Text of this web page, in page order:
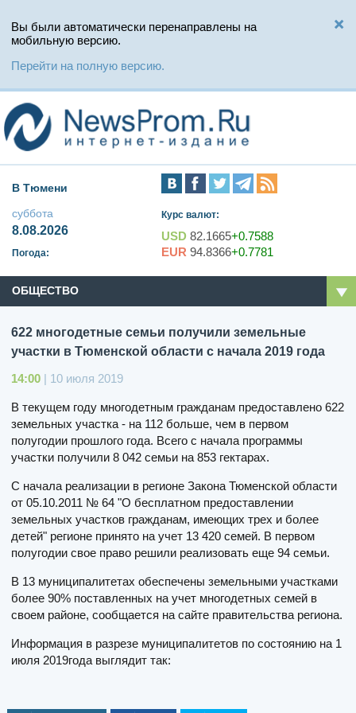
Вы были автоматически перенаправлены на
мобильную версию.
Перейти на полную версию.
В Тюмени
суббота
8.08.2026
Погода:
Курс валют:
USD 82.1665+0.7588
EUR 94.8366+0.7781
ОБЩЕСТВО
622 многодетные семьи получили земельные
участки в Тюменской области с начала 2019 года
14:00 | 10 июля 2019
В текущем году многодетным гражданам предоставлено 622
земельных участка - на 112 больше, чем в первом
полугодии прошлого года. Всего с начала программы
участки получили 8 042 семьи на 853 гектарах.
С начала реализации в регионе Закона Тюменской области
от 05.10.2011 № 64 "О бесплатном предоставлении
земельных участков гражданам, имеющих трех и более
детей" регионе принято на учет 13 420 семей. В первом
полугодии свое право решили реализовать еще 94 семьи.
В 13 муниципалитетах обеспечены земельными участками
более 90% поставленных на учет многодетных семей в
своем районе, сообщается на сайте правительства региона.
Информация в разрезе муниципалитетов по состоянию на 1
июля 2019года выглядит так: